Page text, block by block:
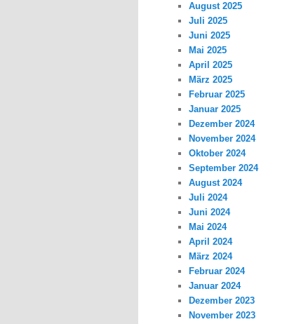
August 2025
Juli 2025
Juni 2025
Mai 2025
April 2025
März 2025
Februar 2025
Januar 2025
Dezember 2024
November 2024
Oktober 2024
September 2024
August 2024
Juli 2024
Juni 2024
Mai 2024
April 2024
März 2024
Februar 2024
Januar 2024
Dezember 2023
November 2023